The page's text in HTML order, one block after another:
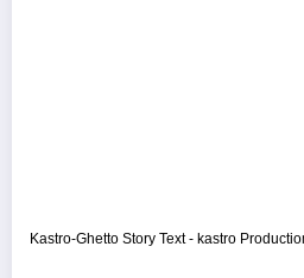
Kastro-Ghetto Story Text - kastro